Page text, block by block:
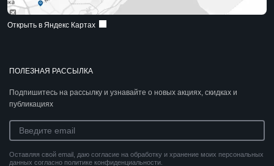
ПОЛЕЗНАЯ РАССЫЛКА
Подпишитесь на рассылку и узнавайте о новых акциях, скидках и
публикациях
Оставляя свой email, даю согласие на обработку и хранение моих персональных
данных согласно политике конфиденциальности.
Открыть в Яндекс Картах